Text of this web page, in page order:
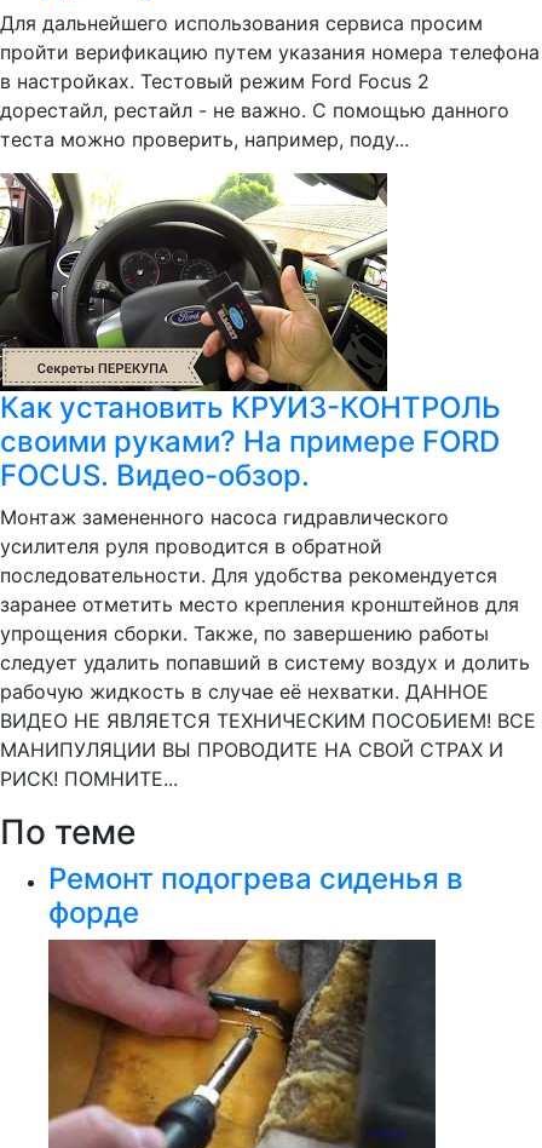
Для дальнейшего использования сервиса просим
пройти верификацию путем указания номера телефона
в настройках. Тестовый режим Ford Focus 2
дорестайл, рестайл - не важно. С помощью данного
теста можно проверить, например, поду...
Как установить КРУИЗ-КОНТРОЛЬ
своими руками? На примере FORD
FOCUS. Видео-обзор.
Монтаж замененного насоса гидравлического
усилителя руля проводится в обратной
последовательности. Для удобства рекомендуется
заранее отметить место крепления кронштейнов для
упрощения сборки. Также, по завершению работы
следует удалить попавший в систему воздух и долить
рабочую жидкость в случае её нехватки. ДАННОЕ
ВИДЕО НЕ ЯВЛЯЕТСЯ ТЕХНИЧЕСКИМ ПОСОБИЕМ! ВСЕ
МАНИПУЛЯЦИИ ВЫ ПРОВОДИТЕ НА СВОЙ СТРАХ И
РИСК! ПОМНИТЕ...
По теме
Ремонт подогрева сиденья в
форде